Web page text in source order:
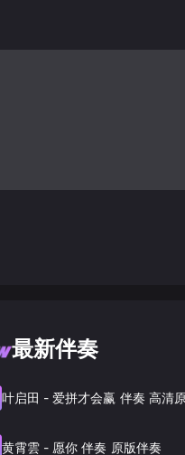
最新伴奏
叶启田 -爱拼才会赢 伴奏 高清
黄霄雲- 愿你 伴奏 原版伴奏